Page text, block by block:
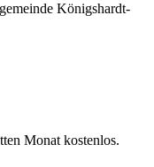
Königshardt-
Monat kostenlos.